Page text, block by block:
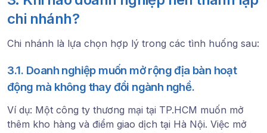
chi nhánh?
Chi nhánh là lựa chọn hợp lý trong các tình huống sau:
3.1. Doanh nghiệp muốn mở rộng địa bàn hoạt
động mà không thay đổi ngành nghề.
Ví dụ: Một công ty thương mại tại TP.HCM muốn mở
thêm kho hàng và điểm giao dịch tại Hà Nội. Việc mở